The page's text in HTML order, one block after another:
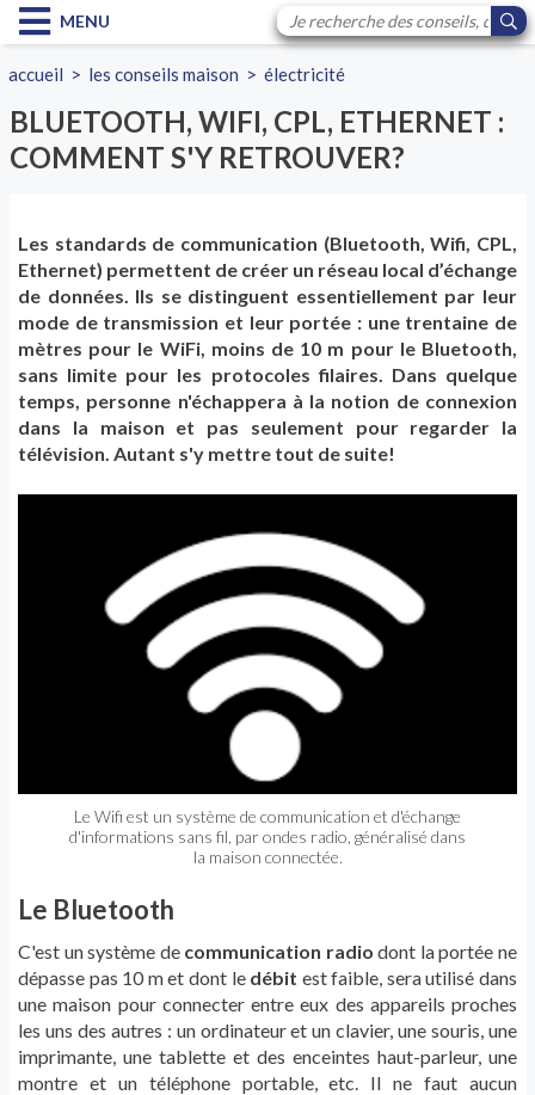
MENU
accueil > les conseils maison >électricité
BLUETOOTH, WIFI, CPL, ETHERNET :
COMMENT S'Y RETROUVER?
Les standards de communication (Bluetooth, Wifi, CPL,
Ethernet) permettent de créer un réseau local d’échange
de données. Ils se distinguent essentiellement par leur
mode de transmission et leur portée : une trentaine de
mètres pour le WiFi, moins de 10 m pour le Bluetooth,
sans limite pour les protocoles filaires. Dans quelque
temps, personne n'échappera à la notion de connexion
dans la maison et pas seulement pour regarder la
télévision. Autant s'y mettre tout de suite!
Le Wifi est un système de communication et d'échange
d'informations sans fil, par ondes radio, généralisé dans
la maison connectée.
Le Bluetooth
C'est un système de communication radio dont la portée ne
dépasse pas 10 m et dont le débit est faible, sera utilisé dans
une maison pour connecter entre eux des appareils proches
les uns des autres : un ordinateur et un clavier, une souris, une
imprimante, une tablette et des enceintes haut-parleur, une
montre et un téléphone portable, etc. Il ne faut aucun